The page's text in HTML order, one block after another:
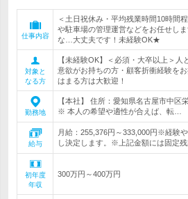
仕事内容
＜土日祝休み・平均残業時間10時間
や駐車場の管理運営などをお任せし
な…大丈夫です！未経験OK★
対象と
なる方
【未経験OK】＜必須・大卒以上＞
意欲がお持ちの方・顧客折衝経験を
はまる方は大歓迎！
勤務地
【本社】 住所：愛知県名古屋市中区
※ 本人の希望や適性が合えば、転…
給与
月給：255,376円～333,000円※経験
し決定します。※上記金額には固定
初年度
年収
300万円～400万円